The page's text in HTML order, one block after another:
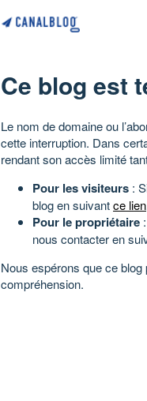
Ce blog est
Le nom de domaine ou
cette interruption. Dans
rendant son accès limité
Pour les visiteurs :
blog en suivantce lien
Pour le propriétaire
nous contacter en
Nous espérons que ce
compréhension.